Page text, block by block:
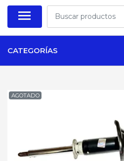
CATEGORÍAS
AGOTADO